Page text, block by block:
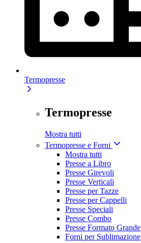
Termopresse
Termopresse
Mostra tutti
Termopresse e Forni
Mostra tutti
Presse a Libro
Presse Girevoli
Presse Verticali
Presse per Tazze
Presse per Cappelli
Presse Speciali
Presse Combo
Presse Formato Grande
Forni per Sublimazione